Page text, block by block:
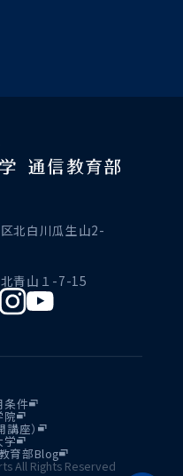
北白川瓜生山2-
青山１-7-15
条件
院
講座）
学
育部Blog
All Rights Reserved